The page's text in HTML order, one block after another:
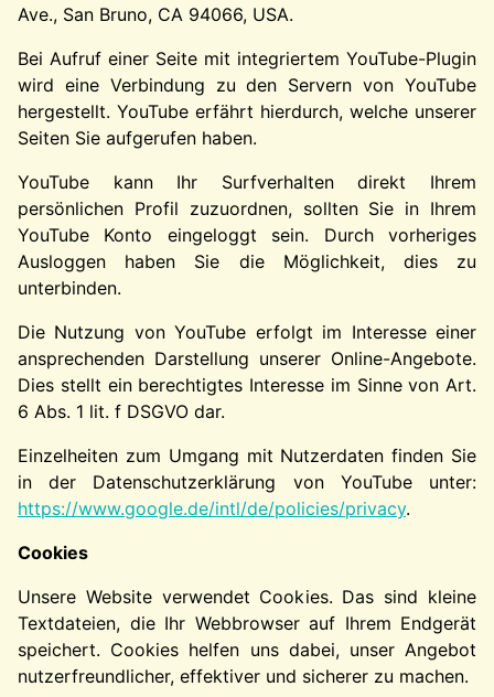
Ave., San Bruno, CA 94066, USA.
Bei Aufruf einer Seite mit integriertem YouTube-Plugin
wird eine Verbindung zu den Servern von YouTube
hergestellt. YouTube erfährt hierdurch, welche unserer
Seiten Sie aufgerufen haben.
YouTube kann Ihr Surfverhalten direkt Ihrem
persönlichen Profil zuzuordnen, sollten Sie in Ihrem
YouTube Konto eingeloggt sein. Durch vorheriges
Ausloggen haben Sie die Möglichkeit, dies zu
unterbinden.
Die Nutzung von YouTube erfolgt im Interesse einer
ansprechenden Darstellung unserer Online-Angebote.
Dies stellt ein berechtigtes Interesse im Sinne von Art.
6 Abs. 1 lit. f DSGVO dar.
Einzelheiten zum Umgang mit Nutzerdaten finden Sie
in der Datenschutzerklärung von YouTube unter:
https://www.google.de/intl/de/policies/privacy.
Cookies
Unsere Website verwendet Cookies. Das sind kleine
Textdateien, die Ihr Webbrowser auf Ihrem Endgerät
speichert. Cookies helfen uns dabei, unser Angebot
nutzerfreundlicher, effektiver und sicherer zu machen.